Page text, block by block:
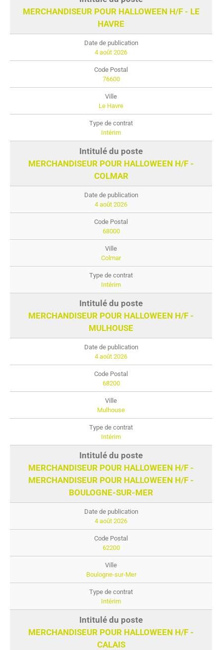
MERCHANDISEUR POUR HALLOWEEN H/F - LE
HAVRE
4 août 2026
76600
Le Havre
Intérim
MERCHANDISEUR POUR HALLOWEEN H/F -
COLMAR
4 août 2026
68000
Colmar
Intérim
MERCHANDISEUR POUR HALLOWEEN H/F -
MULHOUSE
4 août 2026
68200
Mulhouse
Intérim
MERCHANDISEUR POUR HALLOWEEN H/F -
MERCHANDISEUR POUR HALLOWEEN H/F -
BOULOGNE-SUR-MER
4 août 2026
62200
Boulogne-sur-Mer
Intérim
MERCHANDISEUR POUR HALLOWEEN H/F -
CALAIS